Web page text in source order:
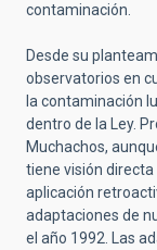
contaminación.
Desde su
observatorios en
la contaminación
dentro de la Ley.
Muchachos,
tiene visión directa
aplicación
adaptaciones de
el año 1992. Las